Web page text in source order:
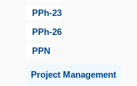
PPh-23
PPh-26
PPN
Project Management